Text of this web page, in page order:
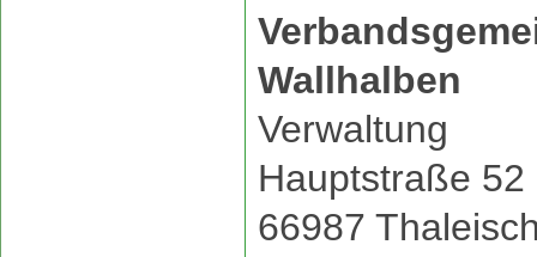
Wallhalben
Verwaltung
Hauptstraße 52
66987